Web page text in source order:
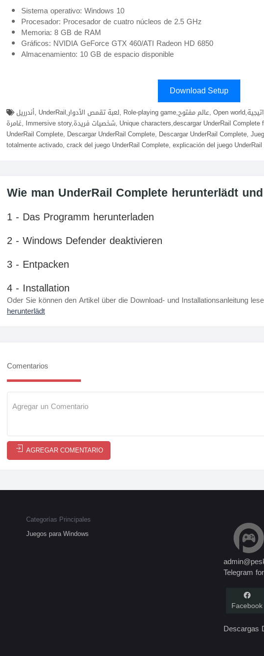
Sistema operativo: Windows 10
Procesador: Procesador de cuatro núcleos de 2.5 GHz
Memoria: 8 GB de RAM
Gráficos: NVIDIA GeForce GTX 460/ATI Radeon HD 6850
Almacenamiento: 10 GB de espacio disponible
Download Setup
غامرة, Immersive story,شخصيات فريدة, Unique characters,descargar UnderRail Complete fitgirl repacks, elamigos , descargar juego
UnderRail Complete, Descargar UnderRail Complete, Descargar UnderRail Complete,
totalmente activado, crack del juego UnderRail Complete, explicación del juego
Wie man UnderRail Complete herunterlädt
1 - Das Programm herunterladen
2 - Windows Defender deaktivieren
3 - Entpacken
4 - Installation
Oder Sie können den Artikel über die Download- und Installationsanleitung
herunterlädt
Comentarios
AGREGAR COMENTARIO
Categorías Principales
Juegos para Windows
Telegram
Facebook
Descargas